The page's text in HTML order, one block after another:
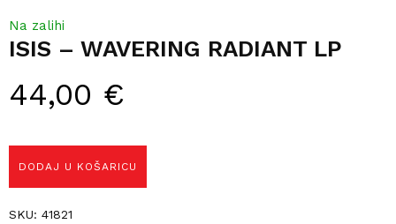
ISIS – WAVERING RADIANT LP
44,00 €
Na zalihi
DODAJ U KOŠARICU
SKU: 41821